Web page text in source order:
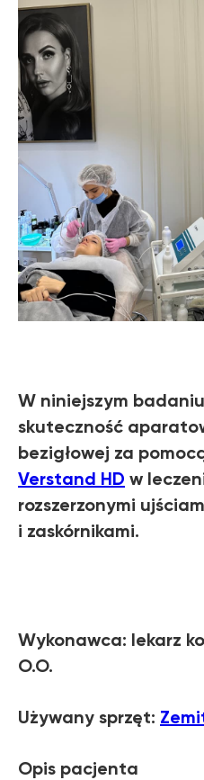
W niniejszym
skuteczność
bezigłowej za
Verstand HD w
rozszerzonymi
i zaskórnikami.
Wykonawca: lekarz
O.O.
Używany sprzęt:
Opis pacjenta